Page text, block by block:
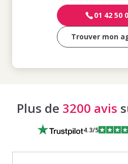
01 42 50
Trouver mon
Plus de 3200 avis
4.3/5